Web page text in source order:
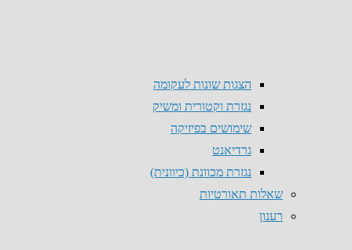
הצגות שונות לעקומה
נגזרת וקטורית ומשיק
שימושים בפיזיקה
גרדיאנט
נגזרת מכוונת (כיוונית)
שאלות תאורטיות
רענון